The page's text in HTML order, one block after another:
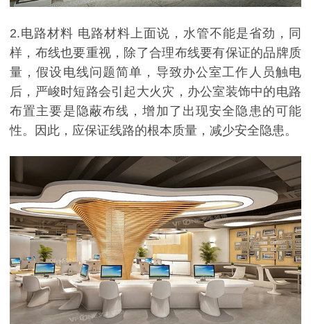
2.电路材料 电路材料上面说，水管不能是省劲，同
样，布线也要重视，除了合理布线要有保证的品牌质
量，假设电线问题简单，导致办公室工作人员触电
后，严峻时短路会引起大火灾，办公室装饰中的电路
布置主要是隐蔽布线，增加了出现安全隐患的可能
性。因此，应保证线路的根本质量，减少安全隐患。